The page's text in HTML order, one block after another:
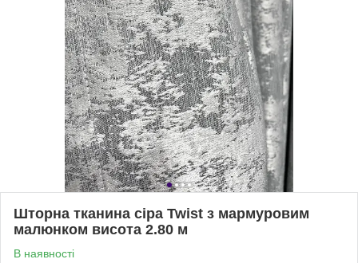
Шторна тканина сіра Twist з мармуровим
малюнком висота 2.80 м
В наявності